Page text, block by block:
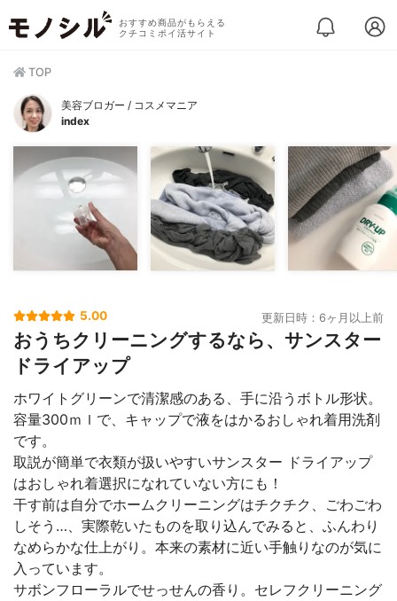
おすすめ商品がもらえる
クチコミポイ活サイト
TOP
美容ブロガー / コスメマニア
index
5.00 更新日時：6ヶ月以上前
おうちクリーニングするなら、サンスター
ドライアップ
ホワイトグリーンで清潔感のある、手に沿うボトル形状。
容量300ｍｌで、キャップで液をはかるおしゃれ着用洗剤
です。
取説が簡単で衣類が扱いやすいサンスター ドライアップ
はおしゃれ着選択になれていない方にも！
干す前は自分でホームクリーニングはチクチク、ごわごわ
しそう…、実際乾いたものを取り込んでみると、ふんわり
なめらかな仕上がり。本来の素材に近い手触りなのが気に
入っています。
サボンフローラルでせっせんの香り。セレフクリーニング